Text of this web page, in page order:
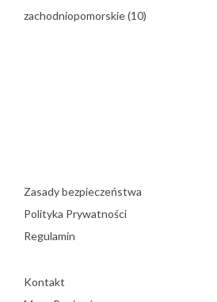
zachodniopomorskie(10)
Zasady bezpieczeństwa
Polityka Prywatności
Regulamin
Kontakt